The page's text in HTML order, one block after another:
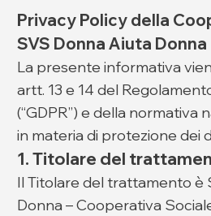
Privacy Policy della
SVS Donna Aiuta Donna
La presente informativa
artt. 13 e 14 del
(“GDPR”) e della normativa
in materia di protezione dei
1. Titolare del
Il Titolare del trattamento è
Donna – Cooperativa